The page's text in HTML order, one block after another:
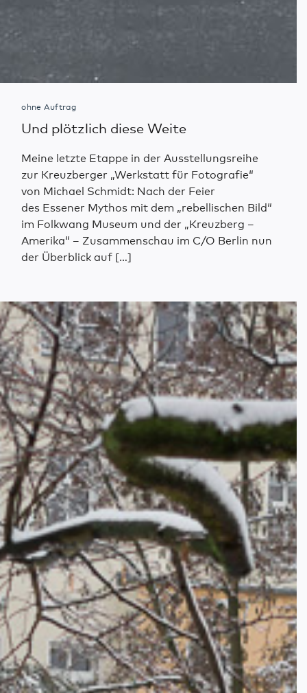
ohne Auftrag
Und plötzlich diese Weite
Meine letzte Etappe in der Ausstellungsreihe
zur Kreuzberger „Werkstatt für Fotografie“
von Michael Schmidt: Nach der Feier
des Essener Mythos mit dem „rebellischen Bild“
im Folkwang Museum und der „Kreuzberg –
Amerika“ – Zusammenschau im C/O Berlin nun
der Überblick auf […]